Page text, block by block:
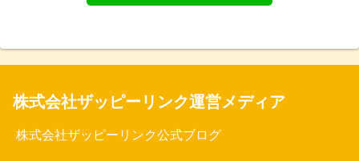
株式会社ザッピーリンク運営メディア
株式会社ザッピーリンク公式ブログ